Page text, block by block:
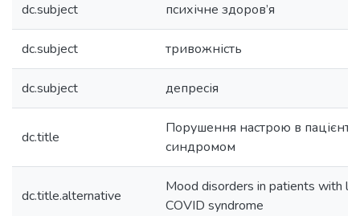
dc.subject психічне здоров’я
dc.subject тривожність
dc.subject депресія
dc.title
Порушення настрою в
синдромом
dc.title.alternative
Mood disorders in patients with
COVID syndrome